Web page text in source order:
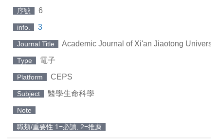
序號 6
info. 3
Journal Title Academic Journal of Xi'an Jiaotong
Type 電子
Platform CEPS
Subject 醫學生命科學
Note
職類/重要性 1=必讀, 2=推薦